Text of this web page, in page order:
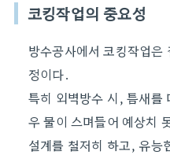
코킹작업의 중요성
방수공사에서 코킹작업은
정이다.
특히 외벽방수 시, 틈새를
우 물이 스며들어 예상치
설계를 철저히 하고, 유능